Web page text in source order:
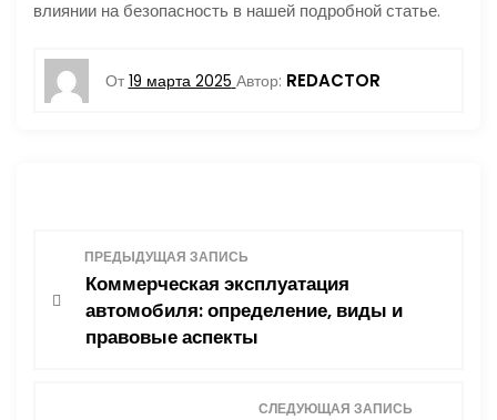
влиянии на безопасность в нашей подробной статье.
От 19 марта 2025 Автор: REDACTOR
ПРЕДЫДУЩАЯ ЗАПИСЬ
Коммерческая эксплуатация
автомобиля: определение, виды и
правовые аспекты
СЛЕДУЮЩАЯ ЗАПИСЬ